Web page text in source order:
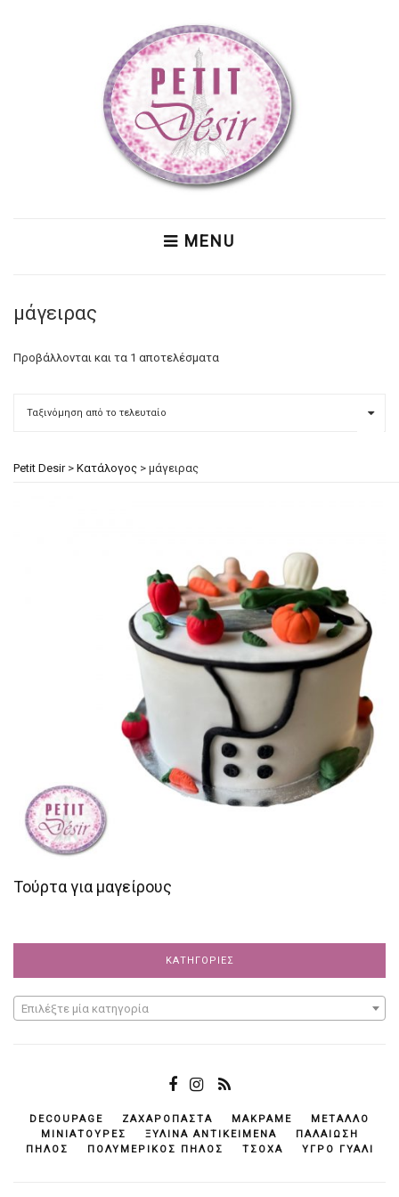
MENU
μάγειρας
Προβάλλονται και τα 1 αποτελέσματα
Petit Desir> Κατάλογος > μάγειρας
Τούρτα για μαγείρους
ΚΑΤΗΓΟΡΊΕΣ
Επιλέξτε μία κατηγορία
DECOUPAGE ΖΑΧΑΡΌΠΑΣΤΑ ΜΑΚΡΑΜΈ
ΜΈΤΑΛΛΟ
ΜΙΝΙΑΤΟΎΡΕΣ
ΞΎΛΙΝΑ ΑΝΤΙΚΕΊΜΕΝΆ
ΠΑΛΑΊΩΣΗ
ΠΗΛΌΣ
ΠΟΛΥΜΕΡΙΚΌΣ ΠΗΛΌΣ ΤΣΌΧΑ ΥΓΡΌ ΓΥΑΛΊ